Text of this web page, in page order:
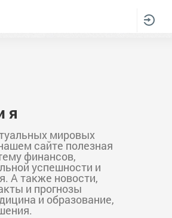
я
мировых
сайте полезная
финансов,
успешности и
А также новости,
и прогнозы
и образование,